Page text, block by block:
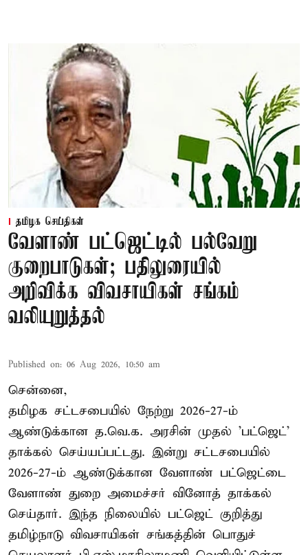
தமிழக செய்திகள்
வேளாண் பட்ஜெட்டில் பல்வேறு
குறைபாடுகள்; பதிலுரையில்
அறிவிக்க விவசாயிகள் சங்கம்
வலியுறுத்தல்
Published on: 06 Aug 2026, 10:50 am
சென்னை,
தமிழக சட்டசபையில் நேற்று 2026-27-ம்
ஆண்டுக்கான த.வெ.க. அரசின் முதல் 'பட்ஜெட்'
தாக்கல் செய்யப்பட்டது. இன்று சட்டசபையில்
2026-27-ம் ஆண்டுக்கான வேளாண் பட்ஜெட்டை
வேளாண் துறை அமைச்சர் வினோத் தாக்கல்
செய்தார். இந்த நிலையில் பட்ஜெட் குறித்து
தமிழ்நாடு விவசாயிகள் சங்கத்தின் பொதுச்